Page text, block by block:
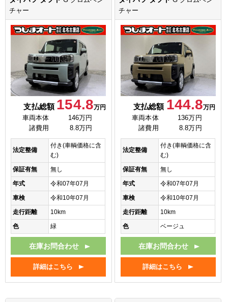
チャー
支払総額 154.8万円
車両本体
146万円
諸費用
8.8万円
法定整備
付き(車輌価格に含
む)
保証有無
無し
年式
令和07年07月
車検
令和10年07月
走行距離
10km
色
緑
在庫お問合わせ
詳細はこちら
チャー
支払総額 144.8万円
車両本体
136万円
諸費用
8.8万円
法定整備
付き(車輌価格に含
む)
保証有無
無し
年式
令和07年07月
車検
令和10年07月
走行距離
10km
色
ベージュ
在庫お問合わせ
詳細はこちら